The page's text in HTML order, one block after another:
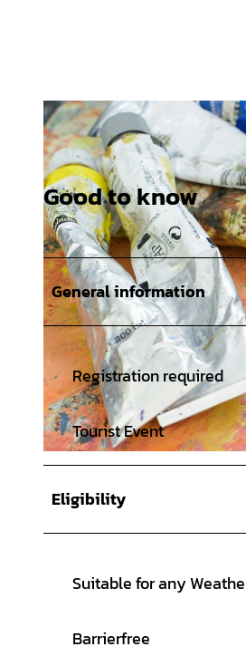
Good to know
General information
Registration required
Tourist Event
Eligibility
Suitable for any
Barrierfree